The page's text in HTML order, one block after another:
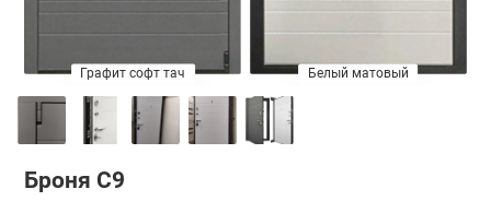
Графит софт тач Белый матовый
Броня С9